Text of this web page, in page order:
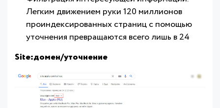
Легким движением руки 120 миллионов
проиндексированных страниц с помощью
уточнения превращаются всего лишь в 24
Site:домен/уточнение